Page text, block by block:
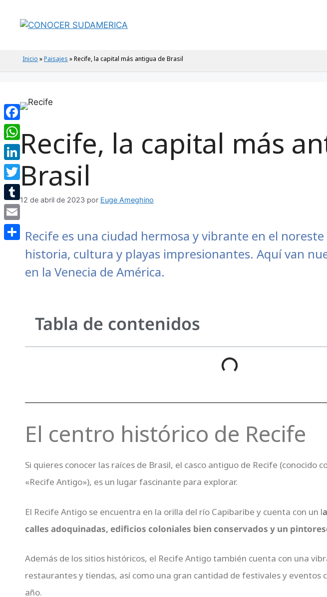
Inicio »Paisajes »Recife, la capital más antigua de Brasil
Recife, la capital más
Brasil
12 de abril de 2023 por Euge Ameghino
Recife es una ciudad hermosa y vibrante en el
historia, cultura y playas impresionantes. Aquí van
en la Venecia de América.
Tabla de contenidos
El centro histórico de Recife
Si quieres conocer las raíces de Brasil, el casco antiguo de Recife (conocido
«Recife Antigo»), es un lugar fascinante para explorar.
El Recife Antigo se encuentra en la orilla del río Capibaribe y cuenta con un l
calles adoquinadas, edificios coloniales bien conservados y un
Además de los sitios históricos, el Recife Antigo también cuenta con una
restaurantes y tiendas, así como una gran cantidad de festivales y eventos
año.
Facebook
WhatsApp
LinkedIn
Twitter
Tumblr
Email
Compartir